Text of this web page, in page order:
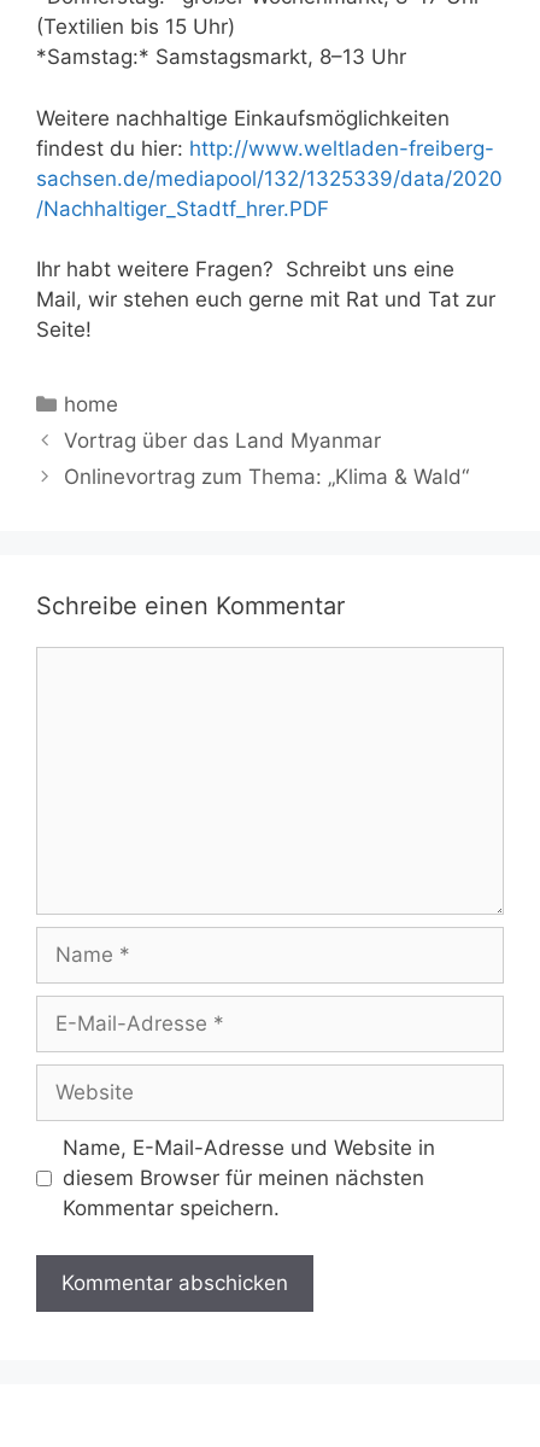
(Textilien bis 15 Uhr)
*Samstag:* Samstagsmarkt, 8–13 Uhr
Weitere nachhaltige Einkaufsmöglichkeiten
findest du hier: http://www.weltladen-freiberg-
sachsen.de/mediapool/132/1325339/data/2020
/Nachhaltiger_Stadtf_hrer.PDF
Ihr habt weitere Fragen? Schreibt uns eine
Mail, wir stehen euch gerne mit Rat und Tat zur
Seite!
Kategorien
home
Vortrag über das Land Myanmar
Onlinevortrag zum Thema: „Klima & Wald“
Schreibe einen Kommentar
Name
Adresse
Website
Name, E-Mail-Adresse und Website in
diesem Browser für meinen nächsten
Kommentar speichern.